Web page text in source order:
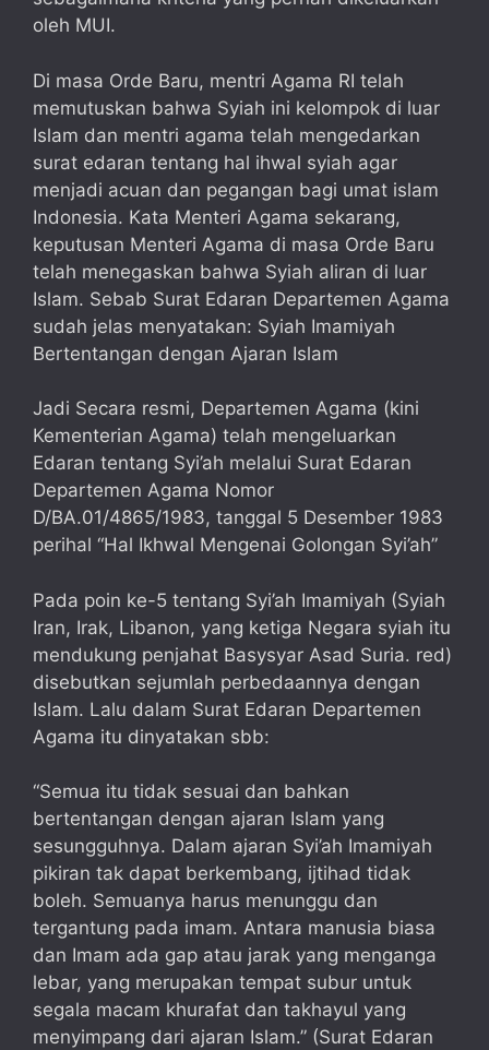
oleh MUI.
Di masa Orde Baru, mentri Agama RI telah
memutuskan bahwa Syiah ini kelompok di luar
Islam dan mentri agama telah mengedarkan
surat edaran tentang hal ihwal syiah agar
menjadi acuan dan pegangan bagi umat islam
Indonesia. Kata Menteri Agama sekarang,
keputusan Menteri Agama di masa Orde Baru
telah menegaskan bahwa Syiah aliran di luar
Islam. Sebab Surat Edaran Departemen Agama
sudah jelas menyatakan: Syiah Imamiyah
Bertentangan dengan Ajaran Islam
Jadi Secara resmi, Departemen Agama (kini
Kementerian Agama) telah mengeluarkan
Edaran tentang Syi’ah melalui Surat Edaran
Departemen Agama Nomor
D/BA.01/4865/1983, tanggal 5 Desember 1983
perihal “Hal Ikhwal Mengenai Golongan Syi’ah”
Pada poin ke-5 tentang Syi’ah Imamiyah (Syiah
Iran, Irak, Libanon, yang ketiga Negara syiah itu
mendukung penjahat Basysyar Asad Suria. red)
disebutkan sejumlah perbedaannya dengan
Islam. Lalu dalam Surat Edaran Departemen
Agama itu dinyatakan sbb:
“Semua itu tidak sesuai dan bahkan
bertentangan dengan ajaran Islam yang
sesungguhnya. Dalam ajaran Syi’ah Imamiyah
pikiran tak dapat berkembang, ijtihad tidak
boleh. Semuanya harus menunggu dan
tergantung pada imam. Antara manusia biasa
dan Imam ada gap atau jarak yang menganga
lebar, yang merupakan tempat subur untuk
segala macam khurafat dan takhayul yang
menyimpang dari ajaran Islam.” (Surat Edaran